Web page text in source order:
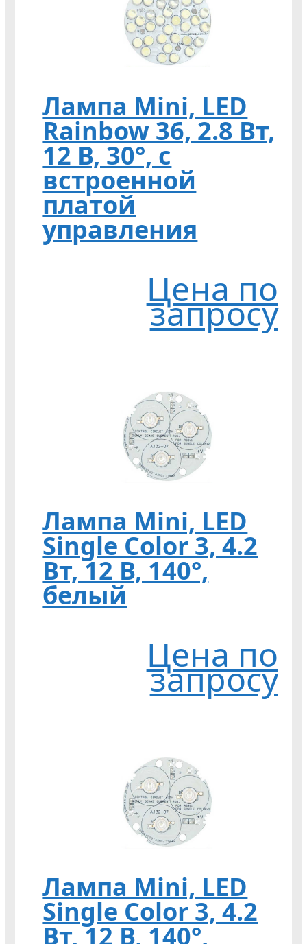
Лампа Mini, LED
Rainbow 36, 2.8 Вт,
12 В, 30°, с
встроенной
платой
управления
Цена по
запросу
Лампа Mini, LED
Single Color 3, 4.2
Вт, 12 В, 140°,
белый
Цена по
запросу
Лампа Mini, LED
Single Color 3, 4.2
Вт, 12 В, 140°,